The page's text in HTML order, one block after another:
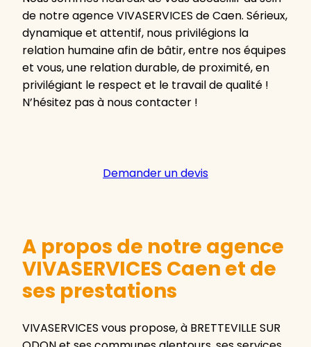
de notre agence VIVASERVICES de Caen. Sérieux,
dynamique et attentif, nous privilégions la
relation humaine afin de bâtir, entre nos équipes
et vous, une relation durable, de proximité, en
privilégiant le respect et le travail de qualité !
N’hésitez pas à nous contacter !
Demander un devis
A propos de notre agence
VIVASERVICES Caen et de
ses prestations
VIVASERVICES vous propose, à BRETTEVILLE SUR